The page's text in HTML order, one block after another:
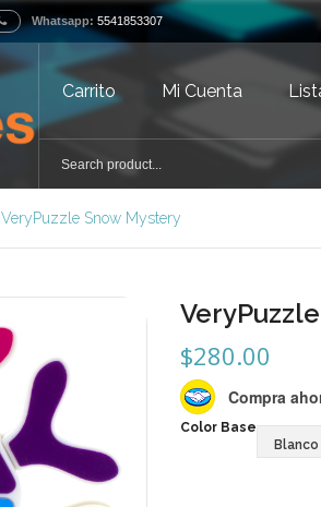
Whatsapp: 5541853307
Carrito Mi Cuenta
VeryPuzzle Snow Mystery
$280.00
Compra
Color Base